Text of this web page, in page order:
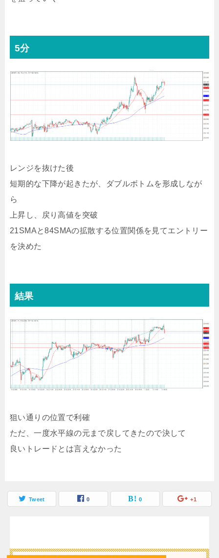
5分
レンジを抜けた後
短期的な下降が起きたが、ダブルボトムを形成しなが
ら
上昇し、戻り高値を突破
21SMAと84SMAの拡散する位置関係を見てエントリー
を決めた
結果
狙い通りの位置で利確
ただ、一度水平線の元まで戻してきたので決して
良いトレードとは言えなかった
Tweet 0 0 +1